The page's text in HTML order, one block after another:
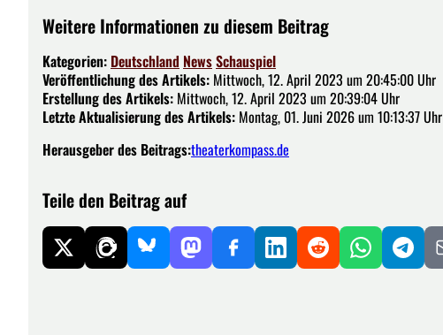
Weitere Informationen zu diesem Beitrag
Kategorien: Deutschland NewsSchauspiel
Veröffentlichung des Artikels: Mittwoch, 12. April 2023 um 20:45:00 Uhr
Erstellung des Artikels: Mittwoch, 12. April 2023 um 20:39:04 Uhr
Letzte Aktualisierung des Artikels: Montag, 01. Juni 2026 um 10:13:37 Uhr
Herausgeber des Beitrags:theaterkompass.de
Teile den Beitrag auf